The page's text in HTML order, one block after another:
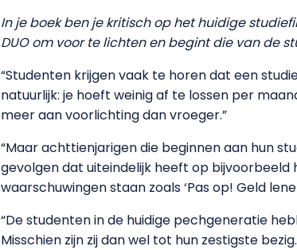
In je boek ben je kritisch op het huidige
DUO om voor te lichten en begint die van de
“Studenten krijgen vaak te horen dat een
natuurlijk: je hoeft weinig af te lossen per
meer aan voorlichting dan vroeger.”
“Maar achttienjarigen die beginnen aan hun
gevolgen dat uiteindelijk heeft op
waarschuwingen staan zoals ‘Pas op! Geld
“De studenten in de huidige pechgeneratie
Misschien zijn zij dan wel tot hun zestigste